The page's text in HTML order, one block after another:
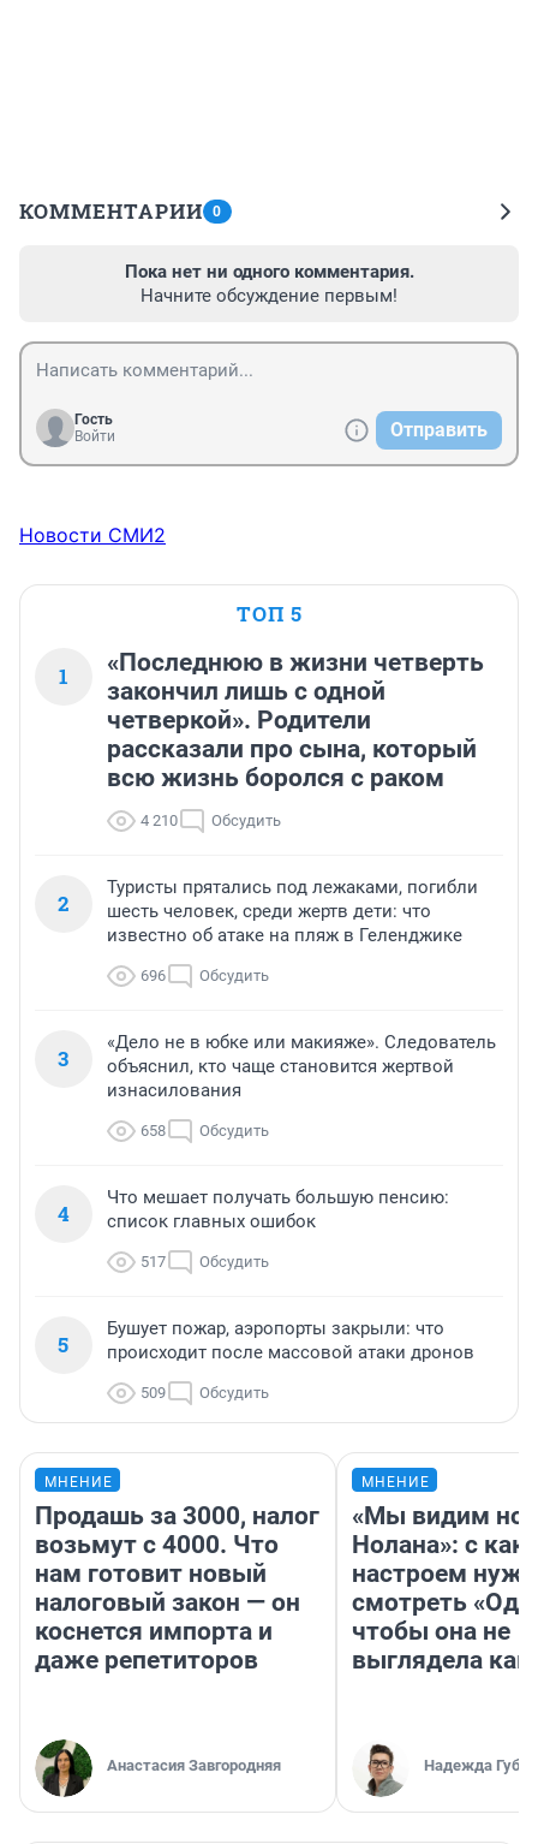
КОММЕНТАРИИ 0
Пока нет ни одного комментария.
Начните обсуждение первым!
Гость
Войти
Отправить
Новости СМИ2
ТОП 5
1
«Последнюю в жизни четверть
закончил лишь с одной
четверкой». Родители
рассказали про сына, который
всю жизнь боролся с раком
4 210 Обсудить
2
Туристы прятались под лежаками, погибли
шесть человек, среди жертв дети: что
известно об атаке на пляж в Геленджике
696 Обсудить
3
«Дело не в юбке или макияже». Следователь
объяснил, кто чаще становится жертвой
изнасилования
658 Обсудить
4
Что мешает получать большую пенсию:
список главных ошибок
517 Обсудить
5
Бушует пожар, аэропорты закрыли: что
происходит после массовой атаки дронов
509 Обсудить
МНЕНИЕ
Продашь за 3000, налог
возьмут с 4000. Что
нам готовит новый
налоговый закон — он
коснется импорта и
даже репетиторов
Анастасия Завгородняя
МНЕНИЕ
«Мы видим
Нолана»: с
настроем
смотреть
чтобы она не
выглядела как
Надежда